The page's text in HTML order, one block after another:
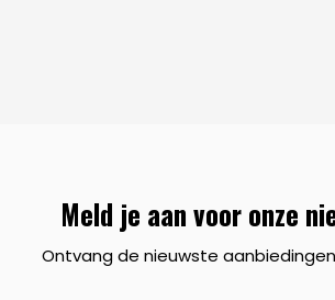
Meld je aan voor onze
Ontvang de nieuwste